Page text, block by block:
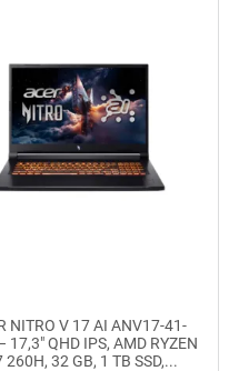
NITRO V 17 AI ANV17-41-
17,3" QHD IPS, AMD RYZEN
260H, 32 GB, 1 TB SSD,...